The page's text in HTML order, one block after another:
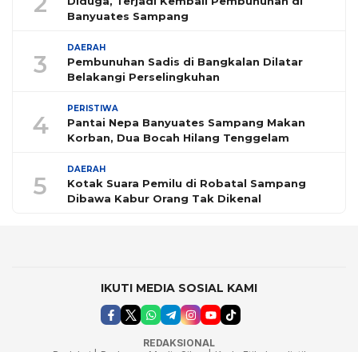
Banyuates Sampang
3
DAERAH
Pembunuhan Sadis di Bangkalan Dilatar
Belakangi Perselingkuhan
4
PERISTIWA
Pantai Nepa Banyuates Sampang Makan
Korban, Dua Bocah Hilang Tenggelam
5
DAERAH
Kotak Suara Pemilu di Robatal Sampang
Dibawa Kabur Orang Tak Dikenal
IKUTI MEDIA SOSIAL KAMI
REDAKSIONAL